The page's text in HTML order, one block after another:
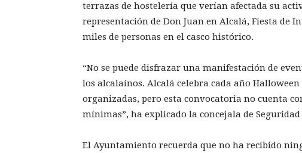
terrazas de hostelería que verían afectada su
representación de Don Juan en Alcalá, Fiesta de
miles de personas en el casco histórico.
“No se puede disfrazar una manifestación de
los alcalaínos. Alcalá celebra cada año
organizadas, pero esta convocatoria no cuenta
mínimas”, ha explicado la concejala de
El Ayuntamiento recuerda que no ha recibido